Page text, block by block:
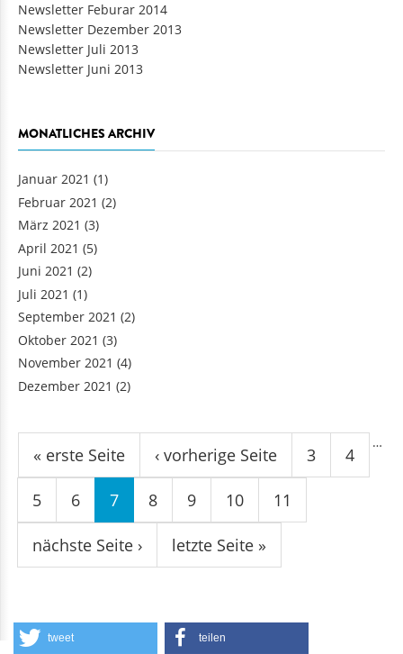
Newsletter Feburar 2014
Newsletter Dezember 2013
Newsletter Juli 2013
Newsletter Juni 2013
MONATLICHES ARCHIV
Januar 2021 (1)
Februar 2021 (2)
März 2021 (3)
April 2021 (5)
Juni 2021 (2)
Juli 2021 (1)
September 2021 (2)
Oktober 2021 (3)
November 2021 (4)
Dezember 2021 (2)
Seiten
« erste Seite ‹ vorherige Seite
…
3 4
5 6 7 8 9 10 11
nächste Seite › letzte Seite »
tweet teilen